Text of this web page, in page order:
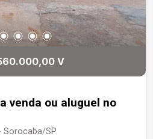
padarias, comércio
Uma oportunidade única
de vida, praticidade e
em Sorocaba.
V
venda ou aluguel no
Sorocaba/SP